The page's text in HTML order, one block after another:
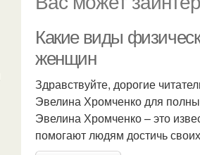
Какие виды
женщин
Здравствуйте, дорогие
Эвелина Хромченко для
Эвелина Хромченко – это
помогают людям достичь